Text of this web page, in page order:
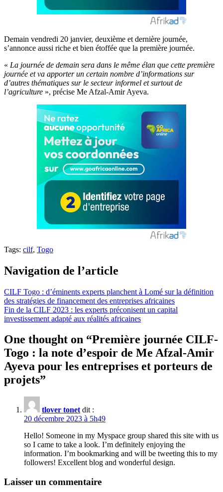
Demain vendredi 20 janvier, deuxième et dernière journée,
s’annonce aussi riche et bien étoffée que la première journée.
« La journée de demain sera dans le même élan que cette première
journée et va apporter un certain nombre d’informations sur
d’autres thématiques sur le secteur informel et surtout de
l’agriculture », précise Me Afzal-Amir Ayeva.
Tags: cilf, Togo
Navigation de l’article
CILF Togo : d’éminents experts planchent à Lomé sur la définition
des stratégies de financement des entreprises africaines
Fin de la CILF 2023 : les experts préconisent un capital
investissement adapté aux réalités africaines
One thought on “Première journée CILF-
Togo : la note d’espoir de Me Afzal-Amir
Ayeva pour les entreprises et porteurs de
projets”
tlover tonet dit :
20 décembre 2023 à 5h49
Hello! Someone in my Myspace group shared this site with us
so I came to take a look. I’m definitely enjoying the
information. I’m bookmarking and will be tweeting this to my
followers! Excellent blog and wonderful design.
Laisser un commentaire